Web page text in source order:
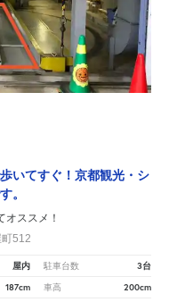
いてすぐ！京都観光・シ
。
オススメ！
512
屋内 駐車台数 3台
187cm 車高 200cm